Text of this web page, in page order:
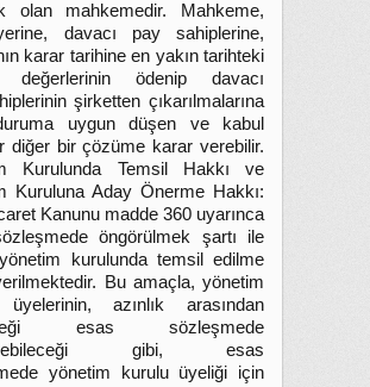
olan mahkemedir. Mahkeme,
davacı pay sahiplerine,
karar tarihine en yakın tarihteki
değerlerinin ödenip davacı
şirketten çıkarılmalarına
uygun düşen ve kabul
diğer bir çözüme karar verebilir.
Kurulunda Temsil Hakkı ve
Kuruluna Aday Önerme Hakkı:
Kanunu madde 360 uyarınca
öngörülmek şartı ile
kurulunda temsil edilme
Bu amaçla, yönetim
azınlık arasından
esas sözleşmede
gibi, esas
yönetim kurulu üyeliği için